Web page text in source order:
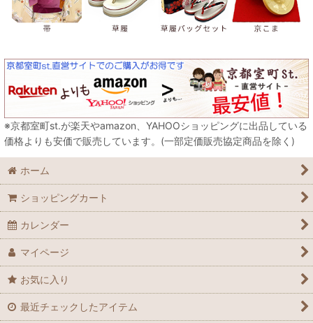
※京都室町st.が楽天やamazon、YAHOOショッピングに出品している
価格よりも安価で販売しています。(一部定価販売協定商品を除く)
ホーム
ショッピングカート
カレンダー
マイページ
お気に入り
最近チェックしたアイテム